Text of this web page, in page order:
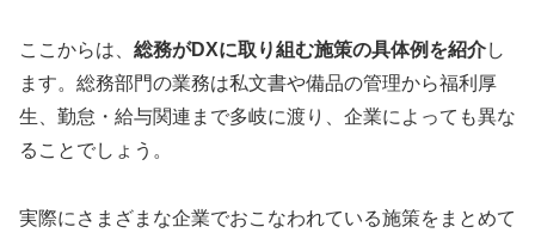
ここからは、 総務がDXに取り組む施策の具体例を紹介し
ます。総務部門の業務は私文書や備品の管理から福利厚
生、勤怠・給与関連まで多岐に渡り、企業によっても異な
ることでしょう。
実際にさまざまな企業でおこなわれている施策をまとめて